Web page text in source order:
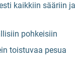
kaikkiin sääriin
pohkeisiin
toistuvaa pesua